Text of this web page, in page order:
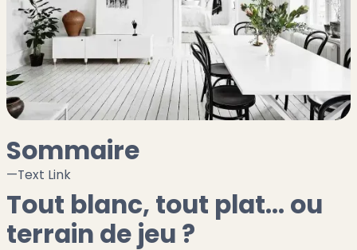
Sommaire
—Text Link
Tout blanc, tout plat... ou
terrain de jeu ?